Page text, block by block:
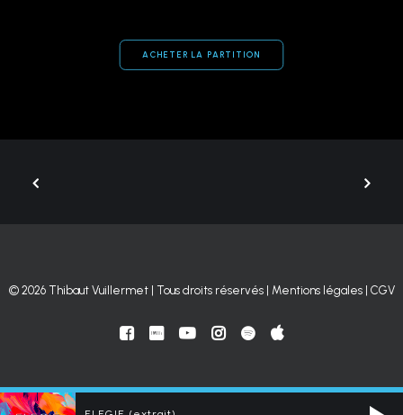
ACHETER LA PARTITION
© 2026 Thibaut Vuillermet | Tous droits réservés | Mentions légales| CGV